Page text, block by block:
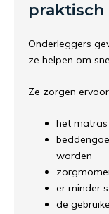
praktisch
Onderleggers
ze helpen om
Ze zorgen
het
worden
er minder
de